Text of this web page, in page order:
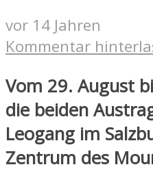
vor 14 Jahren
Kommentar
Vom 29. August
die beiden
Leogang im
Zentrum des